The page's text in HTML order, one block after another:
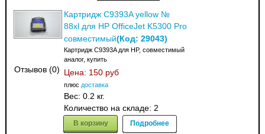
Отзывов (0)
Картридж C9393A yellow №
88xl для HP OfficeJet K5300 Pro
совместимый(Код:29043)
Картридж C9393A для HP, совместимый
аналог, купить
Цена: 150 руб
плюс доставка
Вес:0.2 кг.
Количество на складе:2
В корзину Подробнее